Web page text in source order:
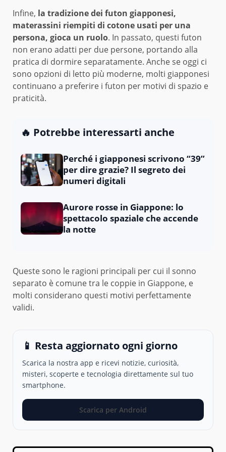
Infine, la tradizione dei futon giapponesi,
materassini riempiti di cotone usati per una
persona, gioca un ruolo. In passato, questi futon
non erano adatti per due persone, portando alla
pratica di dormire separatamente. Anche se oggi ci
sono opzioni di letto più moderne, molti giapponesi
continuano a preferire i futon per motivi di spazio e
praticità.
🔥 Potrebbe interessarti anche
Perché i giapponesi scrivono “39”
per dire grazie? Il segreto dei
numeri digitali
Aurore rosse in Giappone: lo
spettacolo spaziale che accende
la notte
Queste sono le ragioni principali per cui il sonno
separato è comune tra le coppie in Giappone, e
molti considerano questi motivi perfettamente
validi.
📱 Resta aggiornato ogni giorno
Scarica la nostra app e ricevi notizie, curiosità,
misteri, scoperte e tecnologia direttamente sul tuo
smartphone.
Scarica per Android